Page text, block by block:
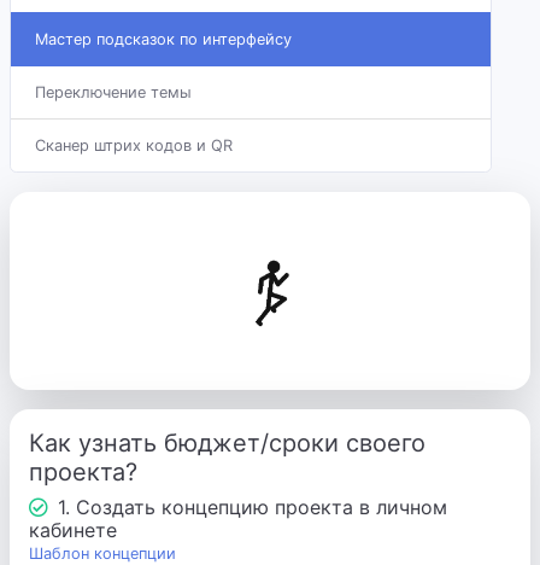
Мастер подсказок по интерфейсу
Переключение темы
Сканер штрих кодов и QR
Как узнать бюджет/сроки своего
проекта?
1. Создать концепцию проекта в личном
кабинете
Шаблон концепции